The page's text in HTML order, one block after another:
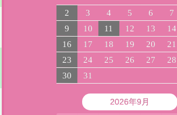
2
3 4 5 6 7
9
10 11 12 13 14
16
17 18 19 20 21
23
24 25 26 27 28
30
31
2026年9月